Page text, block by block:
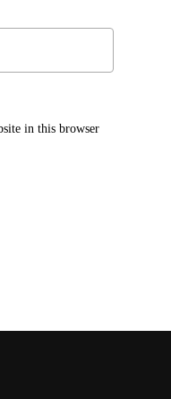
in this browser